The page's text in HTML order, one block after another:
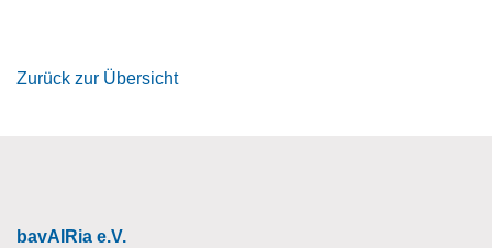
Zurück zur Übersicht
bavAIRia e.V.